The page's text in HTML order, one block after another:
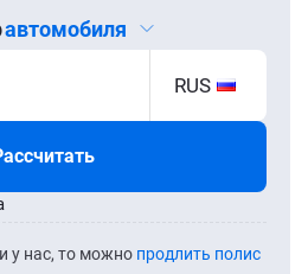
автомобиля
RUS
у нас, то можно продлить полис